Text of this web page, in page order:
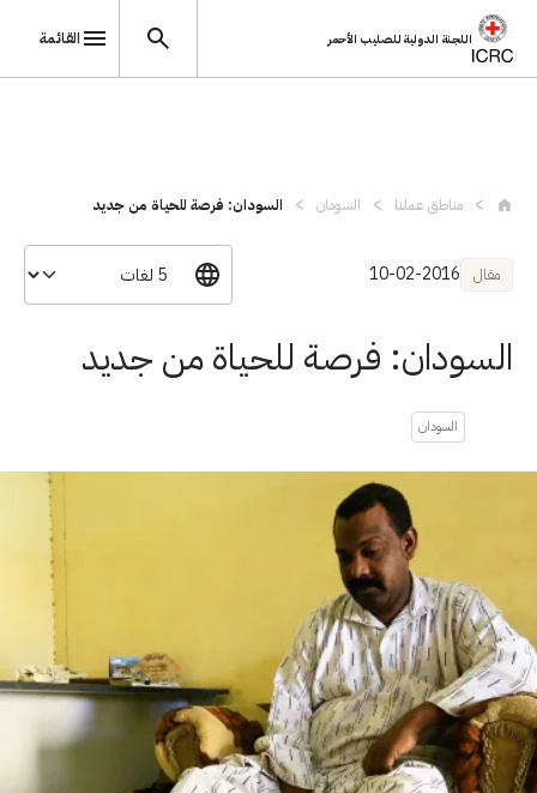
اللجنة الدولية للصليب الأحمر القائمة
مناطق عملنا السودان السودان: فرصة للحياة من جديد
مقال 10-02-2016
السودان: فرصة للحياة من جديد
السودان